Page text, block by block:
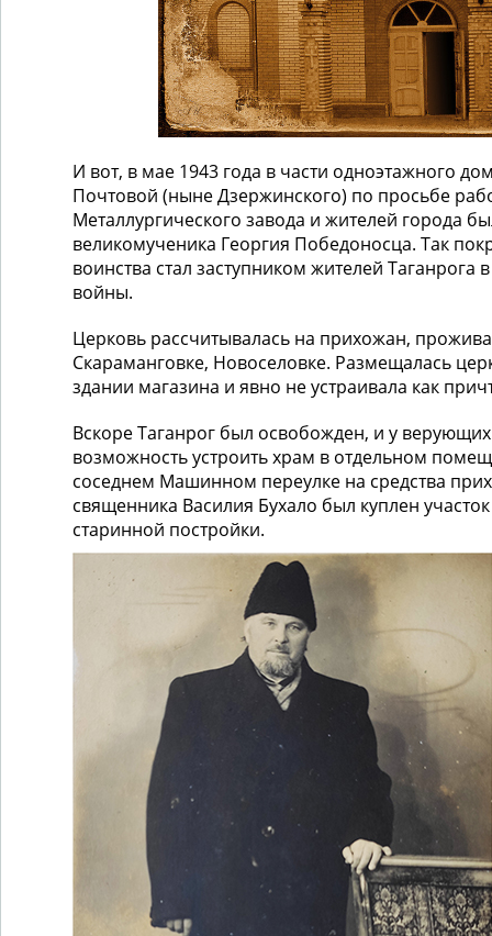
И вот, в мае 1943 года в части одноэтажного
Почтовой (ныне Дзержинского) по просьбе
Металлургического завода и жителей города
великомученика Георгия Победоносца. Так
воинства стал заступником жителей Таганрога
войны.
Церковь рассчитывалась на прихожан,
Скараманговке, Новоселовке. Размещалась
здании магазина и явно не устраивала как
Вскоре Таганрог был освобожден, и у
возможность устроить храм в отдельном
соседнем Машинном переулке на средства
священника Василия Бухало был куплен
старинной постройки.